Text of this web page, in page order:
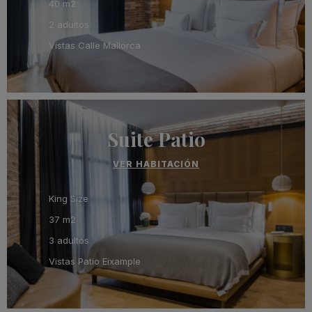
40 m2
2 adultos
Vistas Calle Mallorca
Suite Patio
VER HABITACIÓN
King Size
37 m2
3 adultos
Vistas Patio Eixample